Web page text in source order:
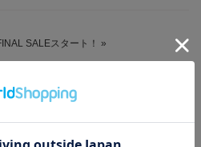
をもっと見る